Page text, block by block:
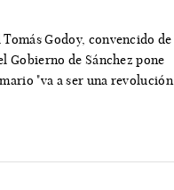
Godoy, convencido de
Gobierno de Sánchez pone
"va a ser una revolución